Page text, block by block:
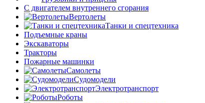
С двигателем внутреннего сгорания
Вертолеты
Танки и спецтехника
Подъемные краны
Экскаваторы
Тракторы
Пожарные машинки
Самолеты
Судомодели
Электротранспорт
Роботы